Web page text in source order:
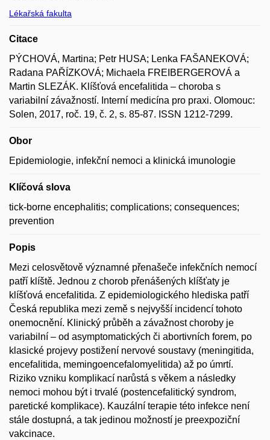
Lékařská fakulta
Citace
PÝCHOVÁ, Martina; Petr HUSA; Lenka FAŠANEKOVÁ;
Radana PAŘÍZKOVÁ; Michaela FREIBERGEROVÁ a
Martin SLEZÁK. Klíšťová encefalitida – choroba s
variabilní závažností. Interní medicína pro praxi. Olomouc:
Solen, 2017, roč. 19, č. 2, s. 85-87. ISSN 1212-7299.
Obor
Epidemiologie, infekční nemoci a klinická imunologie
Klíčová slova
tick-borne encephalitis; complications; consequences;
prevention
Popis
Mezi celosvětově významné přenašeče infekčních nemocí
patří klíště. Jednou z chorob přenášených klíšťaty je
klíšťová encefalitida. Z epidemiologického hlediska patří
Česká republika mezi země s nejvyšší incidencí tohoto
onemocnění. Klinický průběh a závažnost choroby je
variabilní – od asymptomatických či abortivních forem, po
klasické projevy postižení nervové soustavy (meningitida,
encefalitida, memingoencefalomyelitida) až po úmrtí.
Riziko vzniku komplikací narůstá s věkem a následky
nemoci mohou být i trvalé (postencefalitický syndrom,
paretické komplikace). Kauzální terapie této infekce není
stále dostupná, a tak jedinou možností je preexpoziční
vakcinace.